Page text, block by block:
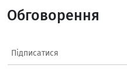
Обговорення
Підписатися